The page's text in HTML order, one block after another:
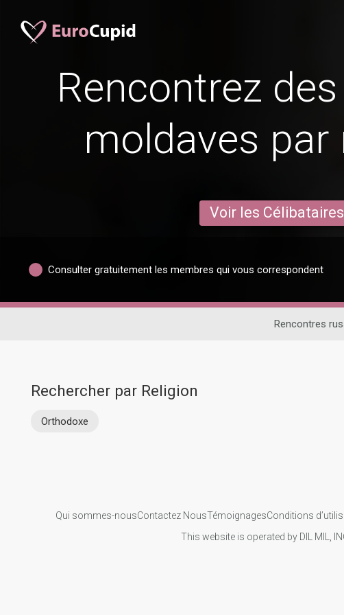
Rencontrez
moldaves par
Voir les Célibataires
Consulter gratuitement les membres qui vous correspondent
Rencontres
Rechercher par Religion
Orthodoxe
Qui sommes-nousContactez NousTémoignagesConditions
This website is operated by DIL MIL,